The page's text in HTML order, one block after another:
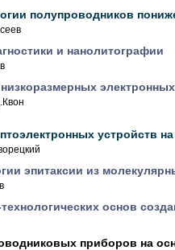
полупроводников
и нанолитографии
устройств
эпитаксии из
основ
приборов на